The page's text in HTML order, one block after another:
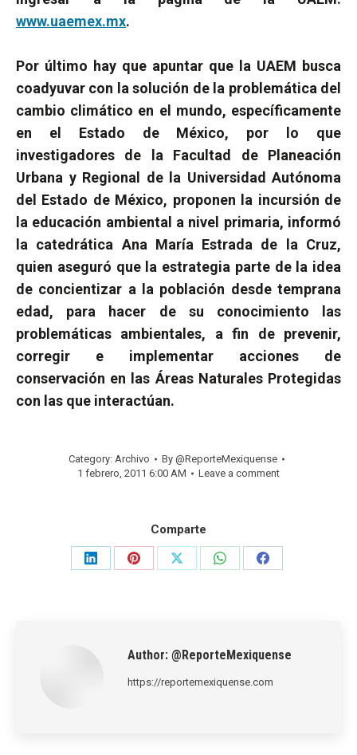
www.uaemex.mx.
Por último hay que apuntar que la UAEM busca
coadyuvar con la solución de la problemática del
cambio climático en el mundo, específicamente
en el Estado de México, por lo que
investigadores de la Facultad de Planeación
Urbana y Regional de la Universidad Autónoma
del Estado de México, proponen la incursión de
la educación ambiental a nivel primaria, informó
la catedrática Ana María Estrada de la Cruz,
quien aseguró que la estrategia parte de la idea
de concientizar a la población desde temprana
edad, para hacer de su conocimiento las
problemáticas ambientales, a fin de prevenir,
corregir e implementar acciones de
conservación en las Áreas Naturales Protegidas
con las que interactúan.
Category: Archivo By @ReporteMexiquense
1 febrero, 2011 6:00 AM
Leave a comment
Comparte
Share
Share
Share
Share
Share
Author: @ReporteMexiquense
https://reportemexiquense.com